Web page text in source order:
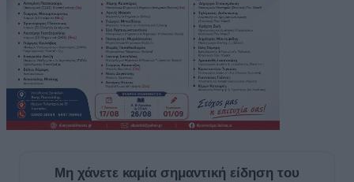
Μη χάνετε καμία σημαντική είδηση του